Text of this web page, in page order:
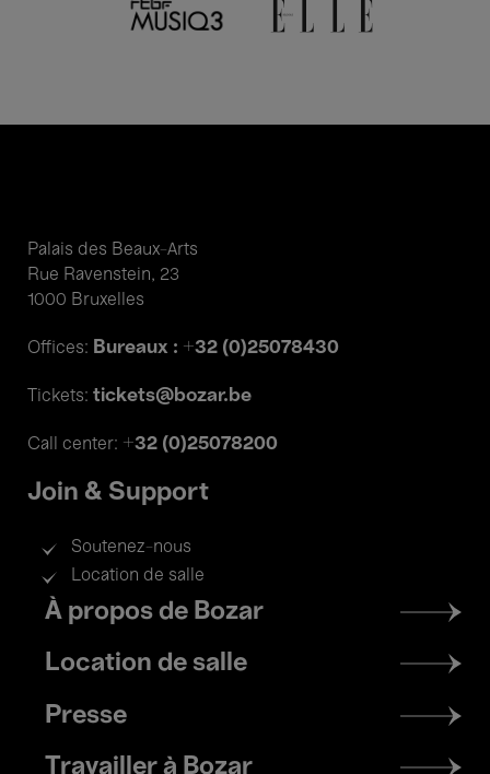
Palais des Beaux-Arts
Rue Ravenstein, 23
1000 Bruxelles
Offices: Bureaux : +32 (0)25078430
Tickets: tickets@bozar.be
Call center: +32 (0)25078200
Join & Support
Soutenez-nous
Location de salle
Footer
menu
À propos de Bozar
Location de salle
Presse
Travailler à Bozar